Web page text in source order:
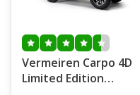
Vermeiren Carpo 4D
Limited Edition